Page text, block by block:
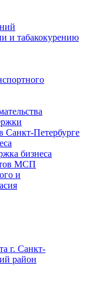
и табакокурению
Санкт-Петербурге
бизнеса
МСП
и
г. Санкт-
район